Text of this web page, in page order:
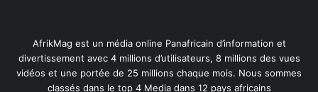
AfrikMag est un média online Panafricain d’information et
divertissement avec 4 millions d’utilisateurs, 8 millions des vues
vidéos et une portée de 25 millions chaque mois. Nous sommes
classés dans le top 4 Media dans 12 pays africains